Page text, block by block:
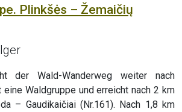
Plinkšės – Žemaičių
der Wald-Wanderweg weiter nach
eine Waldgruppe und erreicht nach 2 km
– Gaudikaičiai (Nr.161). Nach 1,8 km